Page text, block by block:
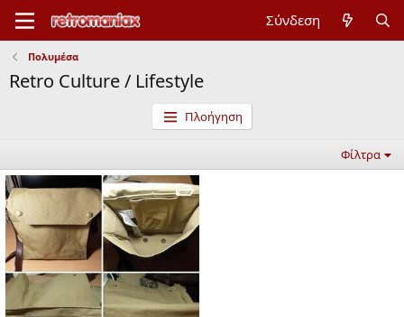
Σύνδεση
Πολυμέσα
Retro Culture / Lifestyle
Πλοήγηση
Φίλτρα